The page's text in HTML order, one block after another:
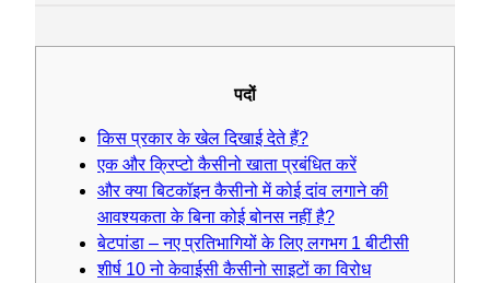
पदों
किस प्रकार के खेल दिखाई देते हैं?
एक और क्रिप्टो कैसीनो खाता प्रबंधित करें
और क्या बिटकॉइन कैसीनो में कोई दांव लगाने की
आवश्यकता के बिना कोई बोनस नहीं है?
बेटपांडा – नए प्रतिभागियों के लिए लगभग 1 बीटीसी
शीर्ष 10 नो केवाईसी कैसीनो साइटों का विरोध